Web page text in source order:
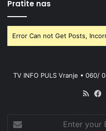
Pratite nas
Error Can not Get Posts,
TV INFO PULS Vranje • 060/
RSS
your